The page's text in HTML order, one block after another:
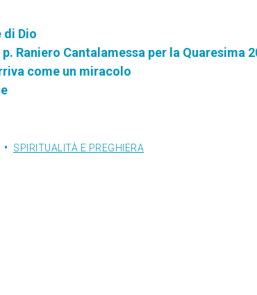
Dio
Raniero Cantalamessa per la Quaresima
come un miracolo
SPIRITUALITÀ E PREGHIERA